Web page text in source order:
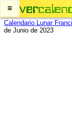
≡
Calendario Lunar
de Junio de 2023